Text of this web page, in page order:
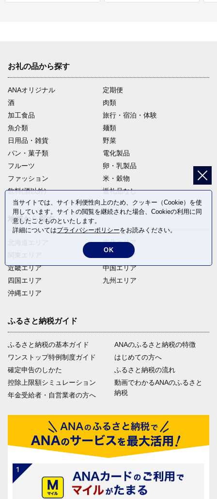
お礼の品から探す
ANAオリジナル
定期便
酒
肉類
加工食品
旅行・宿泊・体験
魚介類
麺類
日用品・雑貨
野菜
パン・菓子類
電化製品
フルーツ
卵・乳製品
ファッション
米・穀物
飲料(酒以外)
返礼品なし
地域から探す
近畿エリア
四国エリア
沖縄エリア
東北エリア
中部エリア
中国エリア
九州エリア
ふるさと納税ガイド
ふるさと納税の基本ガイド
ワンストップ特例制度ガイド
確定申告のしかた
控除上限額シミュレーション
年金受給者・自営業者の方へ
ANAのふるさと納税の特徴
はじめての方へ
ふるさと納税の流れ
動画でわかるANAのふるさと
納税
当サイトでは、サイト利便性向上のため、クッキー（Cookie）を使
用しています。サイトの閲覧を継続された場合、Cookieの利用に同
意したことものといたします。
詳細についてはプライバシーポリシーをお読みください。
OK